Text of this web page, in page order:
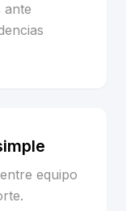
ante
equipo